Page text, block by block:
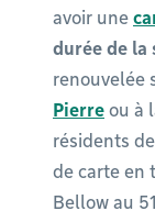
avoir une
durée de la
renouvelée
Pierre ou à
résidents
de carte en
Bellow au